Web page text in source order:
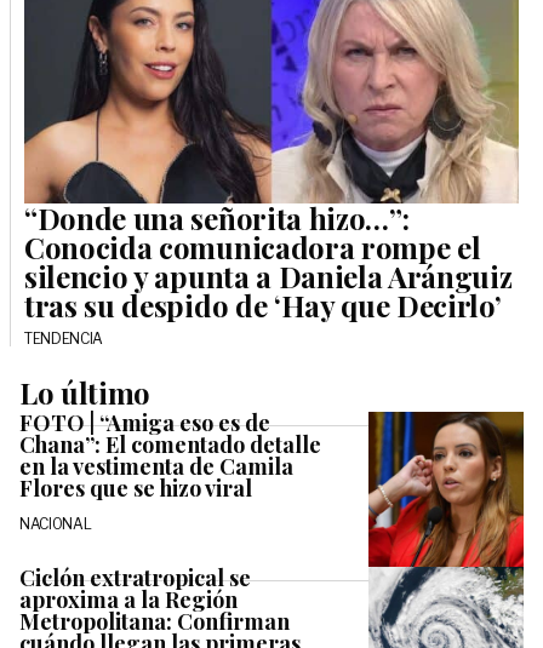
“Donde una señorita hizo…”:
Conocida comunicadora rompe el
silencio y apunta a Daniela Aránguiz
tras su despido de ‘Hay que Decirlo’
TENDENCIA
Lo último
FOTO | “Amiga eso es de
Chana”: El comentado detalle
en la vestimenta de Camila
Flores que se hizo viral
NACIONAL
Ciclón extratropical se
aproxima a la Región
Metropolitana: Confirman